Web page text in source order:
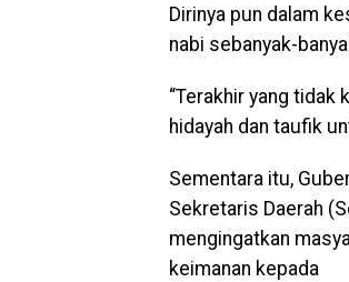
Dirinya pun dalam
nabi sebanyak-
“Terakhir yang tidak
hidayah dan taufik
Sementara itu,
Sekretaris Daerah
mengingatkan
keimanan kepada